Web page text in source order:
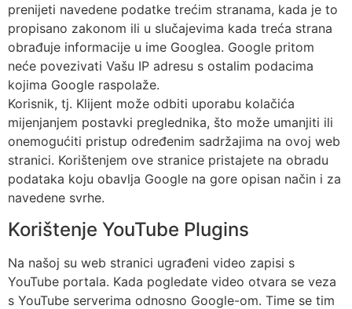
prenijeti navedene podatke trećim stranama, kada je to
propisano zakonom ili u slučajevima kada treća strana
obrađuje informacije u ime Googlea. Google pritom
neće povezivati Vašu IP adresu s ostalim podacima
kojima Google raspolaže.
Korisnik, tj. Klijent može odbiti uporabu kolačića
mijenjanjem postavki preglednika, što može umanjiti ili
onemogućiti pristup određenim sadržajima na ovoj web
stranici. Korištenjem ove stranice pristajete na obradu
podataka koju obavlja Google na gore opisan način i za
navedene svrhe.
Korištenje YouTube Plugins
Na našoj su web stranici ugrađeni video zapisi s
YouTube portala. Kada pogledate video otvara se veza
s YouTube serverima odnosno Google-om. Time se tim